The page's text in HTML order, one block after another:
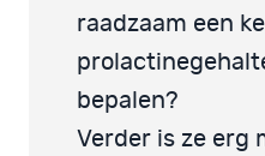
raadzaam een
bepalen?
Verder is ze erg